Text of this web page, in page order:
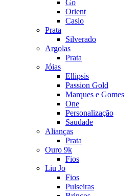
Go
Orient
Casio
Prata
Silverado
Argolas
Prata
Jóias
Ellipsis
Passion Gold
Marques e Gomes
One
Personalização
Saudade
Alianças
Prata
Ouro 9k
Fios
Liu Jo
Fios
Pulseiras